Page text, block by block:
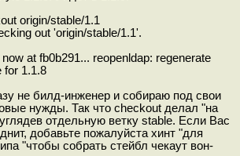
origin/stable/1.1
out 'origin/stable/1.1'.
at fb0b291... reopenldap: regenerate
for 1.1.8
не билд-инженер и собираю под свои
нужды. Так что checkout делал "на
углядев отдельную ветку stable. Если Вас
добавьте пожалуйста хинт "для
"чтобы собрать стейбл чекаут вон-